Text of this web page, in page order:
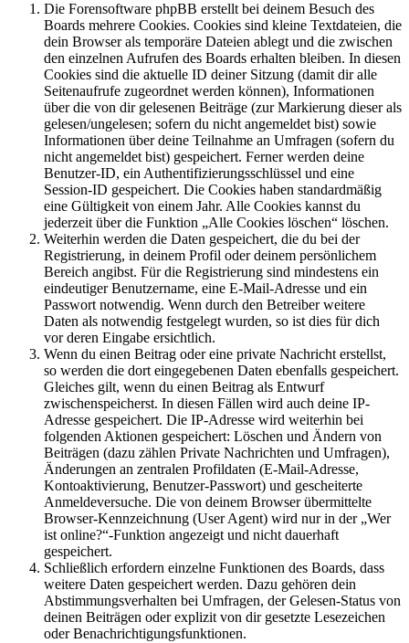
Die Forensoftware phpBB erstellt bei deinem Besuch des
Boards mehrere Cookies. Cookies sind kleine Textdateien, die
dein Browser als temporäre Dateien ablegt und die zwischen
den einzelnen Aufrufen des Boards erhalten bleiben. In diesen
Cookies sind die aktuelle ID deiner Sitzung (damit dir alle
Seitenaufrufe zugeordnet werden können), Informationen
über die von dir gelesenen Beiträge (zur Markierung dieser als
gelesen/ungelesen; sofern du nicht angemeldet bist) sowie
Informationen über deine Teilnahme an Umfragen (sofern du
nicht angemeldet bist) gespeichert. Ferner werden deine
Benutzer-ID, ein Authentifizierungsschlüssel und eine
Session-ID gespeichert. Die Cookies haben standardmäßig
eine Gültigkeit von einem Jahr. Alle Cookies kannst du
jederzeit über die Funktion „Alle Cookies löschen“ löschen.
Weiterhin werden die Daten gespeichert, die du bei der
Registrierung, in deinem Profil oder deinem persönlichem
Bereich angibst. Für die Registrierung sind mindestens ein
eindeutiger Benutzername, eine E-Mail-Adresse und ein
Passwort notwendig. Wenn durch den Betreiber weitere
Daten als notwendig festgelegt wurden, so ist dies für dich
vor deren Eingabe ersichtlich.
Wenn du einen Beitrag oder eine private Nachricht erstellst,
so werden die dort eingegebenen Daten ebenfalls gespeichert.
Gleiches gilt, wenn du einen Beitrag als Entwurf
zwischenspeicherst. In diesen Fällen wird auch deine IP-
Adresse gespeichert. Die IP-Adresse wird weiterhin bei
folgenden Aktionen gespeichert: Löschen und Ändern von
Beiträgen (dazu zählen Private Nachrichten und Umfragen),
Änderungen an zentralen Profildaten (E-Mail-Adresse,
Kontoaktivierung, Benutzer-Passwort) und gescheiterte
Anmeldeversuche. Die von deinem Browser übermittelte
Browser-Kennzeichnung (User Agent) wird nur in der „Wer
ist online?“-Funktion angezeigt und nicht dauerhaft
gespeichert.
Schließlich erfordern einzelne Funktionen des Boards, dass
weitere Daten gespeichert werden. Dazu gehören dein
Abstimmungsverhalten bei Umfragen, der Gelesen-Status von
deinen Beiträgen oder explizit von dir gesetzte Lesezeichen
oder Benachrichtigungsfunktionen.